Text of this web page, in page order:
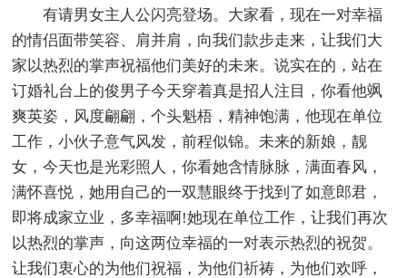
有请男女主人公闪亮登场。大家看，现在一对幸福
的情侣面带笑容、肩并肩，向我们款步走来，让我们大
家以热烈的掌声祝福他们美好的未来。说实在的，站在
订婚礼台上的俊男子今天穿着真是招人注目，你看他飒
爽英姿，风度翩翩，个头魁梧，精神饱满，他现在单位
工作，小伙子意气风发，前程似锦。未来的新娘，靓
女，今天也是光彩照人，你看她含情脉脉，满面春风，
满怀喜悦，她用自己的一双慧眼终于找到了如意郎君，
即将成家立业，多幸福啊!她现在单位工作，让我们再次
以热烈的掌声，向这两位幸福的一对表示热烈的祝贺。
让我们衷心的为他们祝福，为他们祈祷，为他们欢呼，